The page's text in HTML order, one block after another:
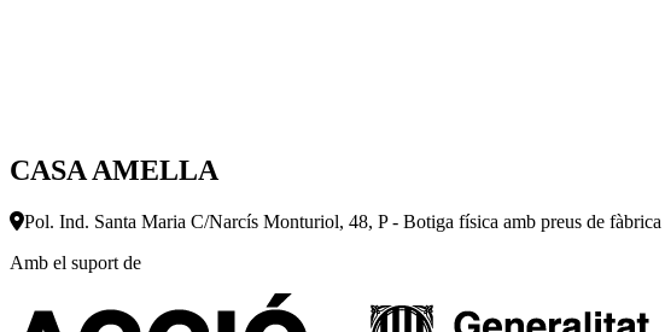
CASA AMELLA
Pol. Ind. Santa Maria C/Narcís Monturiol, 48, P - Botiga física amb preus de fàbrica
Amb el suport de